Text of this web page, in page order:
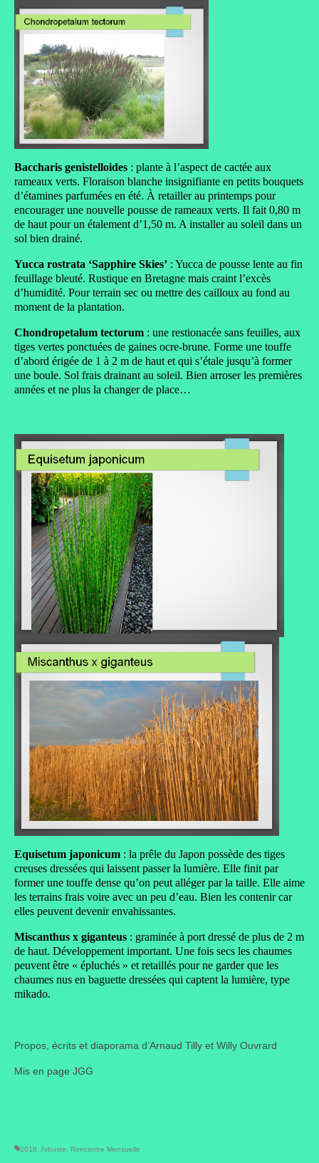
Baccharis genistelloides : plante à l’aspect de cactée aux
rameaux verts. Floraison blanche insignifiante en petits bouquets
d’étamines parfumées en été. À retailler au printemps pour
encourager une nouvelle pousse de rameaux verts. Il fait 0,80 m
de haut pour un étalement d’1,50 m. A installer au soleil dans un
sol bien drainé.
Yucca rostrata ‘Sapphire Skies’ : Yucca de pousse lente au fin
feuillage bleuté. Rustique en Bretagne mais craint l’excès
d’humidité. Pour terrain sec ou mettre des cailloux au fond au
moment de la plantation.
Chondropetalum tectorum : une restionacée sans feuilles, aux
tiges vertes ponctuées de gaines ocre-brune. Forme une touffe
d’abord érigée de 1 à 2 m de haut et qui s’étale jusqu’à former
une boule. Sol frais drainant au soleil. Bien arroser les premières
années et ne plus la changer de place…
Equisetum japonicum : la prêle du Japon possède des tiges
creuses dressées qui laissent passer la lumière. Elle finit par
former une touffe dense qu’on peut alléger par la taille. Elle aime
les terrains frais voire avec un peu d’eau. Bien les contenir car
elles peuvent devenir envahissantes.
Miscanthus x giganteus : graminée à port dressé de plus de 2 m
de haut. Développement important. Une fois secs les chaumes
peuvent être « épluchés » et retaillés pour ne garder que les
chaumes nus en baguette dressées qui captent la lumière, type
mikado.
Propos, écrits et diaporama d’Arnaud Tilly et Willy Ouvrard
Mis en page JGG
2018 Arbuste Rencontre Mensuelle